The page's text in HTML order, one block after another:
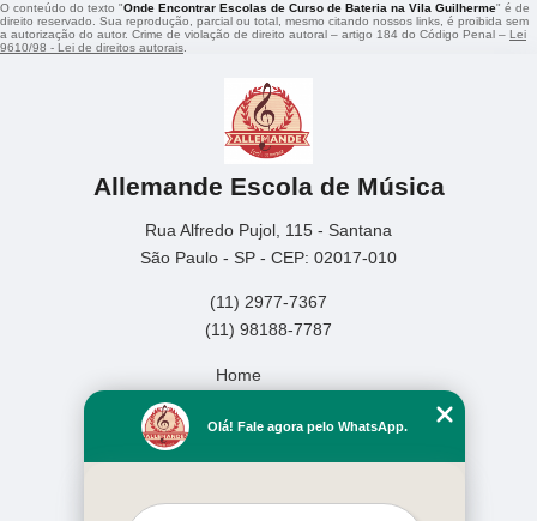
O conteúdo do texto "Onde Encontrar Escolas de Curso de Bateria na Vila Guilherme" é de
direito reservado. Sua reprodução, parcial ou total, mesmo citando nossos links, é proibida sem
a autorização do autor. Crime de violação de direito autoral – artigo 184 do Código Penal – Lei
9610/98 - Lei de direitos autorais
Allemande Escola de Música
Rua Alfredo Pujol, 115 - Santana
São Paulo - SP - CEP: 02017-010
(11) 2977-7367
(11) 98188-7787
Home
Missão
Olá! Fale agora pelo WhatsApp.